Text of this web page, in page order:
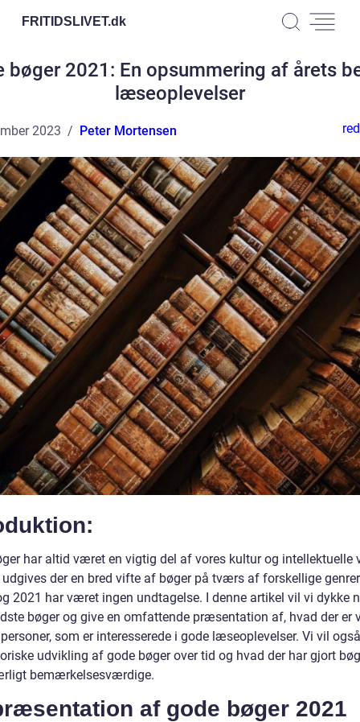
FRITIDSLIVET.dk
bøger 2021: En opsummering af årets
læseoplevelser
2023 Peter Mortensen
har altid været en vigtig del af vores kultur og intellektuelle
udgives der en bred vifte af bøger på tværs af forskellige
2021 har været ingen undtagelse. I denne artikel vil vi dykke
bøger og give en omfattende præsentation af, hvad der er
som er interesserede i gode læseoplevelser. Vi vil
udvikling af gode bøger over tid og hvad der har gjort
bemærkelsesværdige.
af gode bøger 2021